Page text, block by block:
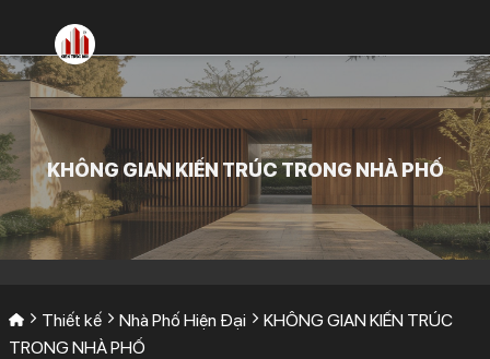
nội
dung
KHÔNG GIAN KIẾN TRÚC TRONG NHÀ PHỐ
Thiết kế Nhà Phố Hiện Đại
KHÔNG GIAN KIẾN TRÚC
TRONG NHÀ PHỐ